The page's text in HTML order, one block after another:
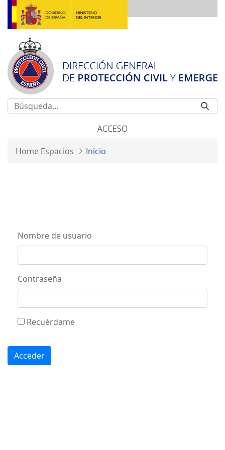
Saltar al contenido principal
ACCESO
Home Espacios Inicio
Acceso
Nombre de usuario
Contraseña
Recuérdame
Acceder